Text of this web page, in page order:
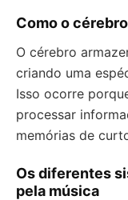
Como o
O cérebro
criando uma
Isso ocorre
processar
memórias de
Os diferentes
pela música